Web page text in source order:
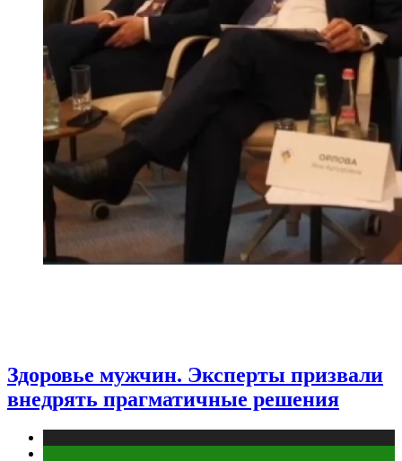
Здоровье мужчин. Эксперты призвали
внедрять прагматичные решения